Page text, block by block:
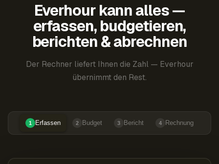
Everhour kann alles —
erfassen, budgetieren,
berichten & abrechnen
Der Rechner liefert Ihnen die Zahl — Everhour
übernimmt den Rest.
1 Erfassen 2 Budget 3 Bericht 4 Rechnung